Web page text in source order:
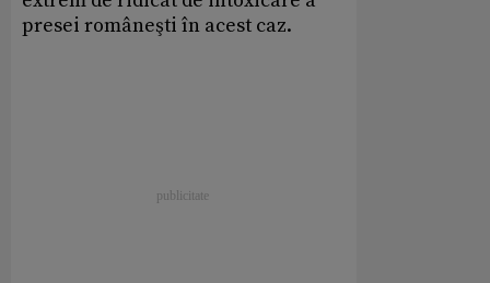
presei româneşti în acest caz.